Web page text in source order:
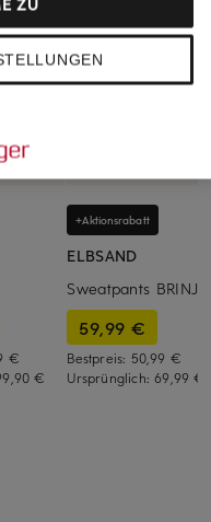
€
€
+Aktionsrabatt
ELBSAND
Sweatpants BRINJA
59,99 €
Bestpreis: 50,99 €
Ursprünglich:69,99 €